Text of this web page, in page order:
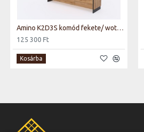
Amino K2D3S komód fekete/ wotan tölgy
125 300 Ft
Kosárba